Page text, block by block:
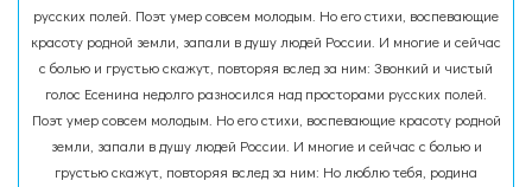
русских полей. Поэт умер совсем молодым. Но его стихи, воспевающие
красоту родной земли, запали в душу людей России. И многие и сейчас
с болью и грустью скажут, повторяя вслед за ним: Звонкий и чистый
голос Есенина недолго разносился над просторами русских полей.
Поэт умер совсем молодым. Но его стихи, воспевающие красоту родной
земли, запали в душу людей России. И многие и сейчас с болью и
грустью скажут, повторяя вслед за ним: Но люблю тебя, родина